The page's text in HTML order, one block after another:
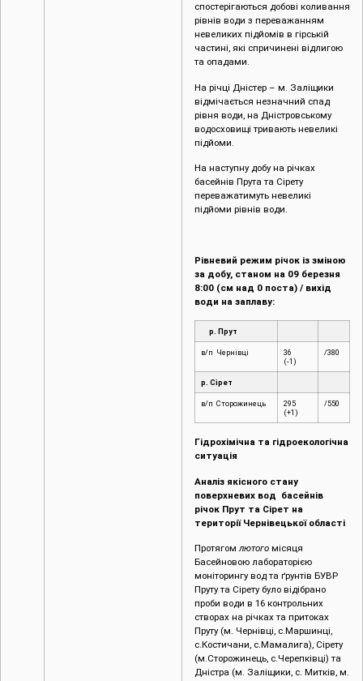
спостерігаються добові коливання
рівнів води з переважанням
невеликих підйомів в гірській
частині, які спричинені відлигою
та опадами.
На річці Дністер – м. Заліщики
відмічається незначний спад
рівня води, на Дністровському
водосховищі тривають невеликі
підйоми.
На наступну добу на річках
басейнів Прута та Сірету
переважатимуть невеликі
підйоми рівнів води.
Рівневий режим річок із зміною
за добу, станом на 09 березня
8:00 (см над 0 поста) / вихід
води на заплаву:
р. Прут
в/п Чернівці
36
(-1)
/380
р. Сірет
в/п Сторожинець
295
(+1)
/550
Гідрохімічна та гідроекологічна
ситуація
Аналіз якісного стану
поверхневих вод басейнів
річок Прут та Сірет на
території Чернівецької області
Протягомлютого місяця
Басейновою лабораторією
моніторингу вод та ґрунтів БУВР
Пруту та Сірету було відібрано
проби води в 16 контрольних
створах на річках та притоках
Пруту (м. Чернівці, c.Маршинці,
с.Костичани, с.Мамалига), Сірету
(м.Сторожинець, с.Черепківці) та
Дністра (м. Заліщики, с. Митків, м.